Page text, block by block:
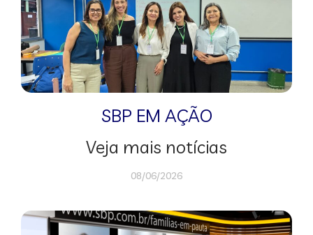
SBP EM AÇÃO
Veja mais notícias
08/06/2026